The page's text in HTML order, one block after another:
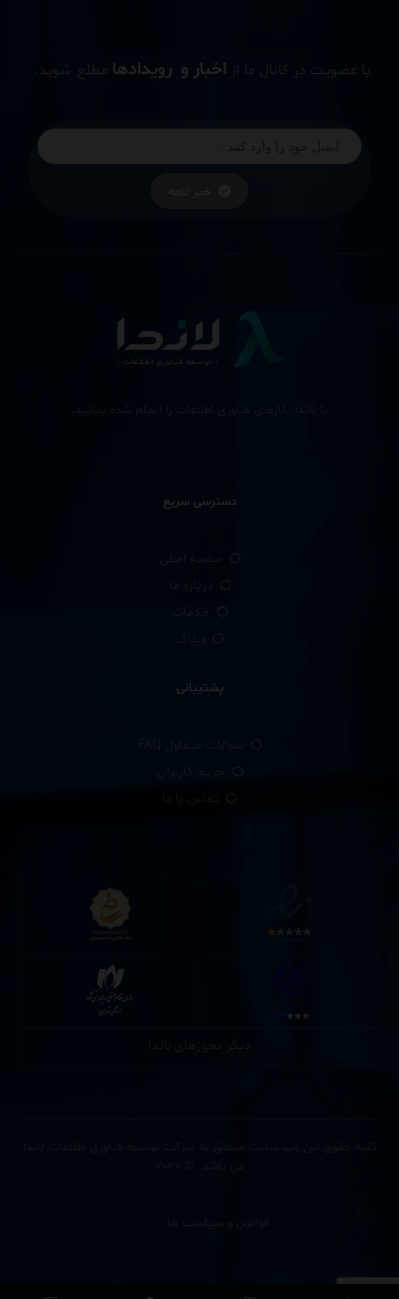
با عضویت در کانال ما از اخبار و رویدادها مطلع شوید.
با لاندا، کارهای فناوری اطلاعات را انجام شده بدانید.
دسترسی سریع
صفحه اصلی
پشتیبانی
سوالات متداول FAQ
حریم کاربران
دیگر مجوزهای لاندا
کلیه حقوق این وب سایت متعلق به شرکت توسعه فناوری اطلاعات لاندا
قوانین و سیاست ها